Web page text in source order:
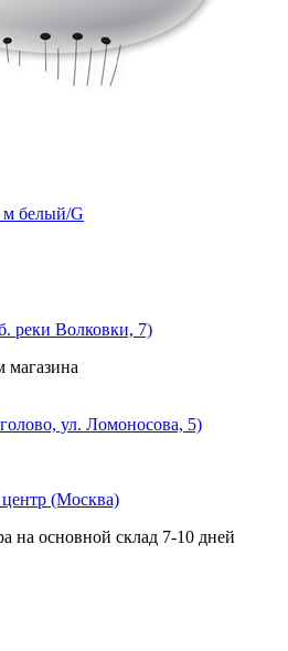
м белый/G
реки Волковки, 7)
магазина
ул. Ломоносова, 5)
(Москва)
на основной склад 7-10 дней